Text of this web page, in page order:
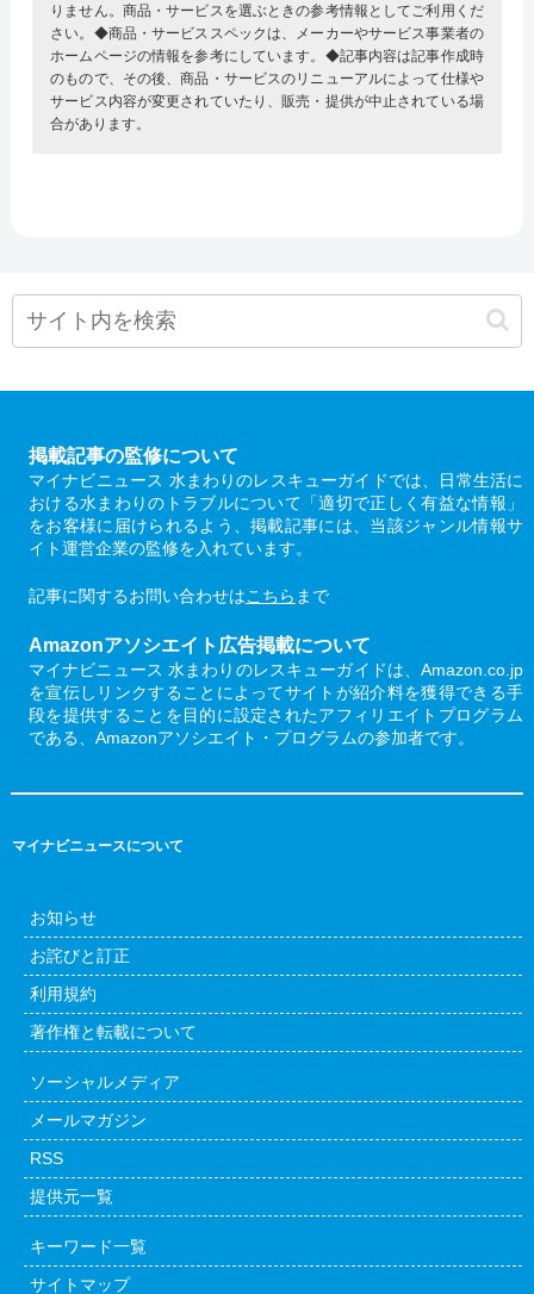
りません。商品・サービスを選ぶときの参考情報としてご利用くだ
さい。◆商品・サービススペックは、メーカーやサービス事業者の
ホームページの情報を参考にしています。◆記事内容は記事作成時
のもので、その後、商品・サービスのリニューアルによって仕様や
サービス内容が変更されていたり、販売・提供が中止されている場
合があります。
掲載記事の監修について
マイナビニュース 水まわりのレスキューガイドでは、日常生活に
おける水まわりのトラブルについて「適切で正しく有益な情報」
をお客様に届けられるよう、掲載記事には、当該ジャンル情報サ
イト運営企業の監修を入れています。
記事に関するお問い合わせはこちら まで
Amazonアソシエイト広告掲載について
マイナビニュース 水まわりのレスキューガイドは、Amazon.co.jp
を宣伝しリンクすることによってサイトが紹介料を獲得できる手
段を提供することを目的に設定されたアフィリエイトプログラム
である、Amazonアソシエイト・プログラムの参加者です。
マイナビニュースについて
お知らせ
お詫びと訂正
利用規約
著作権と転載について
ソーシャルメディア
メールマガジン
RSS
提供元一覧
キーワード一覧
サイトマップ